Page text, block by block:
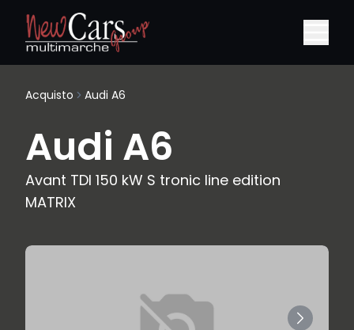
Acquisto Audi A6
Audi A6
Avant TDI 150 kW S tronic line edition
MATRIX